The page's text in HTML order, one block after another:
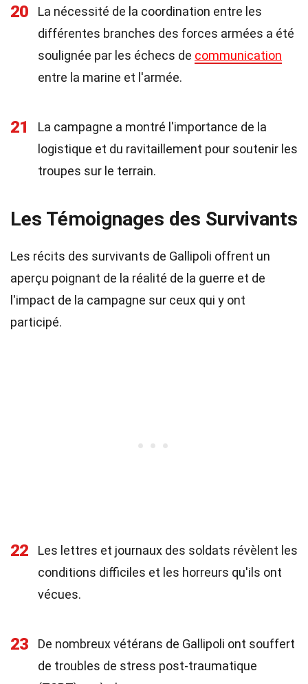
20
La nécessité de la coordination entre les
différentes branches des forces armées a été
soulignée par les échecs de communication
entre la marine et l'armée.
21
La campagne a montré l'importance de la
logistique et du ravitaillement pour soutenir les
troupes sur le terrain.
Les Témoignages des Survivants
Les récits des survivants de Gallipoli offrent un
aperçu poignant de la réalité de la guerre et de
l'impact de la campagne sur ceux qui y ont
participé.
22
Les lettres et journaux des soldats révèlent les
conditions difficiles et les horreurs qu'ils ont
vécues.
23
De nombreux vétérans de Gallipoli ont souffert
de troubles de stress post-traumatique